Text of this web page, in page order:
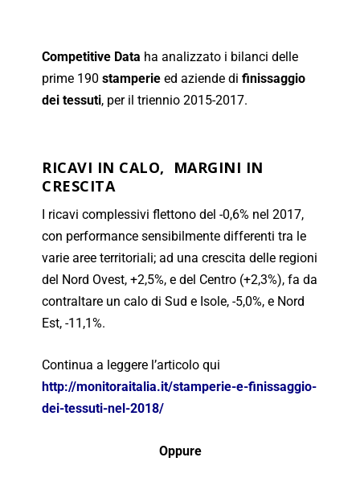
Competitive Data ha analizzato i bilanci delle
prime 190stamperie ed aziende difinissaggio
dei tessuti, per il triennio 2015-2017.
RICAVI IN CALO, MARGINI IN
CRESCITA
I ricavi complessivi flettono del -0,6% nel 2017,
con performance sensibilmente differenti tra le
varie aree territoriali; ad una crescita delle regioni
del Nord Ovest, +2,5%, e del Centro (+2,3%), fa da
contraltare un calo di Sud e Isole, -5,0%, e Nord
Est, -11,1%.
Continua a leggere l’articolo qui
http://monitoraitalia.it/stamperie-e-finissaggio-
dei-tessuti-nel-2018/
Oppure